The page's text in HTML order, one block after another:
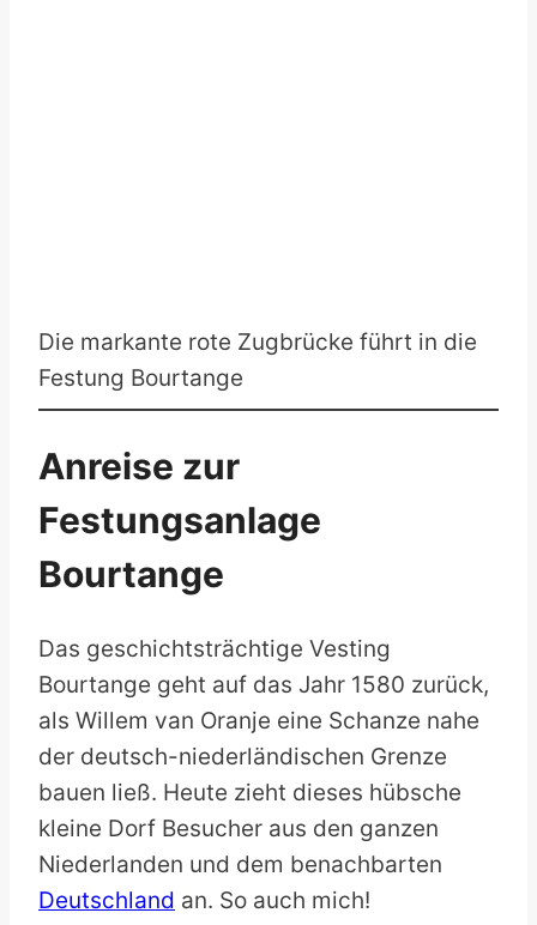
Die markante rote Zugbrücke führt in die
Festung Bourtange
Anreise zur
Festungsanlage
Bourtange
Das geschichtsträchtige Vesting
Bourtange geht auf das Jahr 1580 zurück,
als Willem van Oranje eine Schanze nahe
der deutsch-niederländischen Grenze
bauen ließ. Heute zieht dieses hübsche
kleine Dorf Besucher aus den ganzen
Niederlanden und dem benachbarten
Deutschland an. So auch mich!